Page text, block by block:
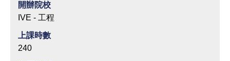
開辦院校
IVE - 工程
上課時數
240